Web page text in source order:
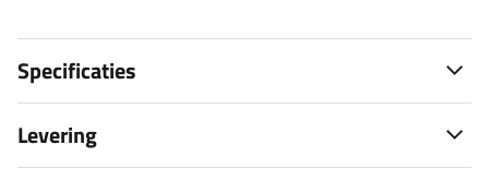
Specificaties
Levering